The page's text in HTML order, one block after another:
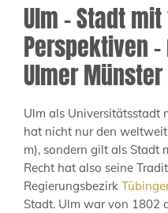
Ulm – Stadt
Perspektiven
Ulmer Münster
Ulm als Universitätsstadt
hat nicht nur den
m), sondern gilt als Stadt
Recht hat also seine
Regierungsbezirk
Stadt. Ulm war von 1802